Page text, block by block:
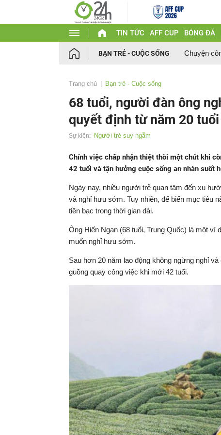
TIN TỨC AFF CUP BÓNG ĐÁ
BẠN TRẺ - CUỘC SỐNG Chuyện
Trang chủ Bạn trẻ - Cuộc sống
68 tuổi, người đàn ông
quyết định từ năm 20 tuổi
Sự kiện: Người trẻ suy ngẫm
Chính việc chấp nhận thiệt thòi một chút khi
42 tuổi và tận hưởng cuộc sống an nhàn suốt
Ngày nay, nhiều người trẻ quan tâm đến xu
và nghỉ hưu sớm. Tuy nhiên, để biến mục tiêu
tiền bạc trong thời gian dài.
Ông Hiến Ngạn (68 tuổi, Trung Quốc) là một
muốn nghỉ hưu sớm.
Sau hơn 20 năm lao động không ngừng nghỉ
guồng quay công việc khi mới 42 tuổi.